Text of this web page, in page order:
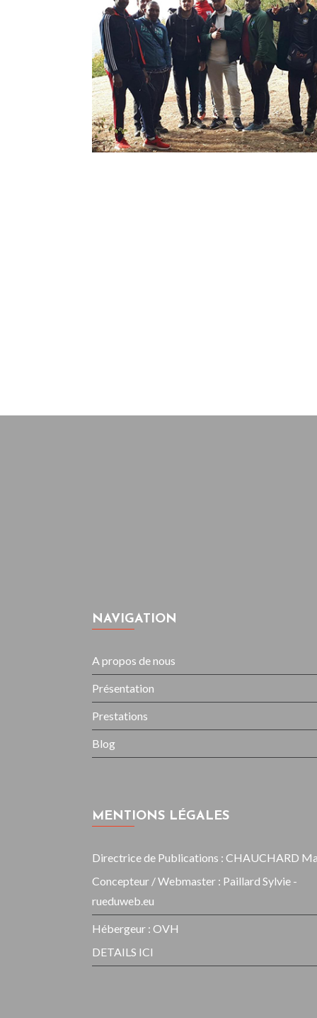
NAVIGATION
A propos de nous
Présentation
Prestations
Blog
MENTIONS LÉGALES
Directrice de Publications : CHAUCHARD
Concepteur / Webmaster : Paillard Sylvie -
rueduweb.eu
Hébergeur : OVH
DETAILS ICI